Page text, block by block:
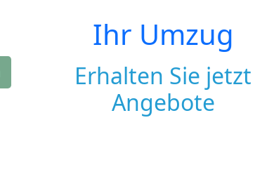
Ihr Umzug
Erhalten Sie jetzt
Angebote